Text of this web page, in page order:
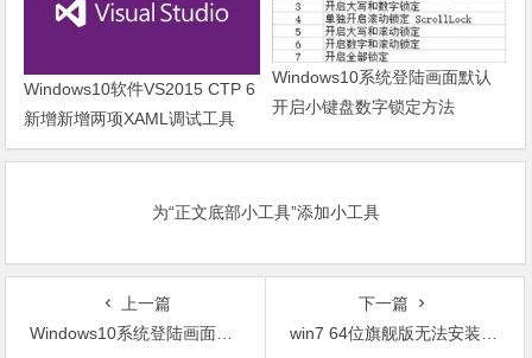
Windows10软件VS2015 CTP 6
新增新增两项XAML调试工具
Windows10系统登陆画面默认
开启小键盘数字锁定方法
为“正文底部小工具”添加小工具
上一篇
Windows10系统登陆画面默认开启小键盘数字锁定方法
下一篇
win7 64位旗舰版无法安装不正常原因详解